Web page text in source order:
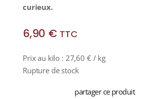
curieux.
6,90 € TTC
Prix au kilo : 27,60 € / kg
Rupture de stock
partager ce produit